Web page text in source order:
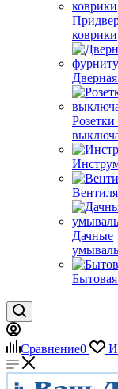
коврики
Розетки
Дачные
Сравнение0